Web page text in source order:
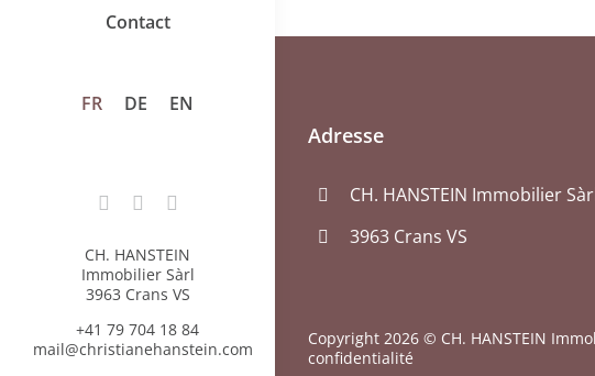
Contact
FR DE EN
CH. HANSTEIN
Immobilier Sàrl
3963 Crans VS
+41 79 704 18 84
mail@christianehanstein.com
Adresse
CH. HANSTEIN Immobilier
3963 Crans VS
Copyright 2026 © CH. HANSTEIN
confidentialité